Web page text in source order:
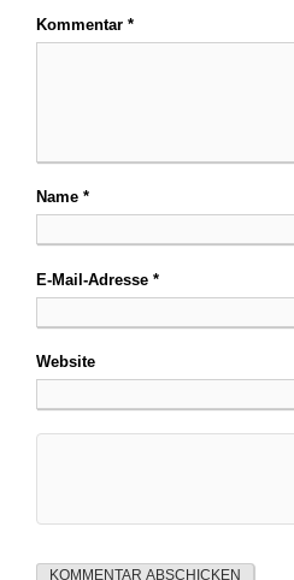
Kommentar *
Name *
E-Mail-Adresse *
Website